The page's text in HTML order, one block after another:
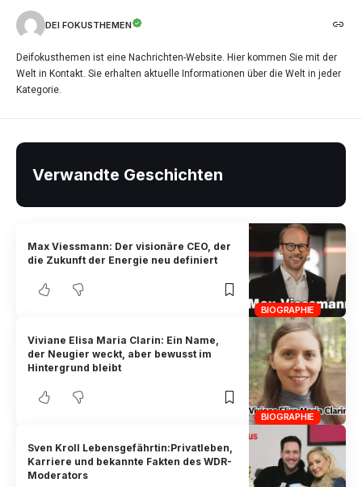
DEI FOKUSTHEMEN
Deifokusthemen ist eine Nachrichten-Website. Hier kommen Sie mit der
Welt in Kontakt. Sie erhalten aktuelle Informationen über die Welt in jeder
Kategorie.
Verwandte Geschichten
BIOGRAPHIE
Max Viessmann: Der visionäre CEO, der
die Zukunft der Energie neu definiert
BIOGRAPHIE
Viviane Elisa Maria Clarin: Ein Name,
der Neugier weckt, aber bewusst im
Hintergrund bleibt
Sven Kroll Lebensgefährtin:Privatleben,
Karriere und bekannte Fakten des WDR-
Moderators